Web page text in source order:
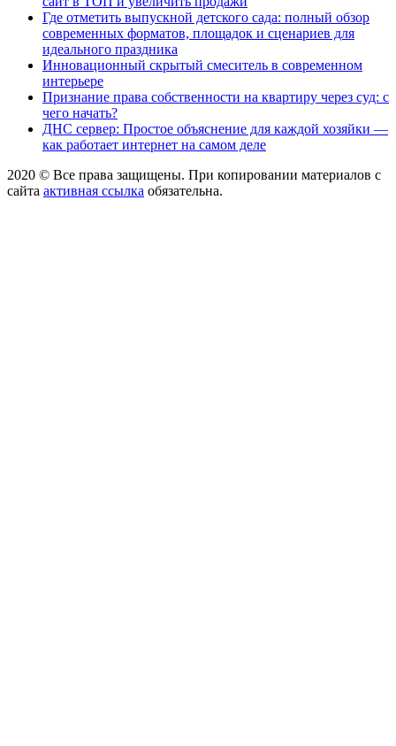
Где отметить выпускной детского сада: полный обзор
современных форматов, площадок и сценариев для
идеального праздника
Инновационный скрытый смеситель в современном
интерьере
Признание права собственности на квартиру через суд: с
чего начать?
ДНС сервер: Простое объяснение для каждой хозяйки —
как работает интернет на самом деле
2020 © Все права защищены. При копировании материалов с
сайта активная ссылка обязательна.